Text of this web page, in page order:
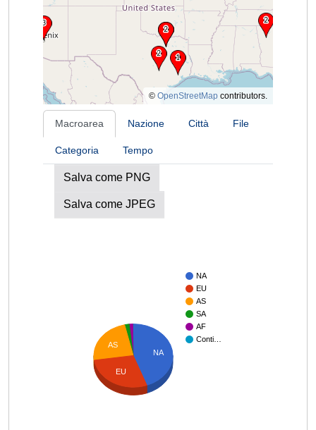
© OpenStreetMap contributors.
Macroarea Nazione Città File
Categoria Tempo
Salva come PNG
Salva come JPEG
NA
EU
AS
SA
AF
Conti…
NA
AS
EU